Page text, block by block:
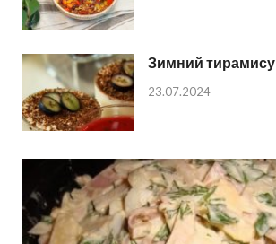
Зимний тирамису
23.07.2024